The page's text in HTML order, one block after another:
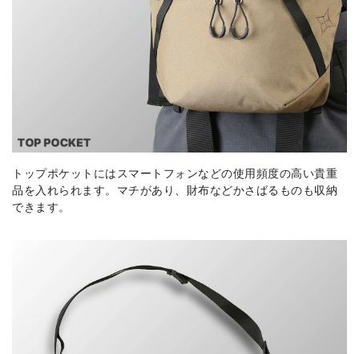
トップポケットにはスマートフォンなどの使用頻度の高い貴重
品を入れられます。マチがあり、財布などかさばるものも収納
できます。